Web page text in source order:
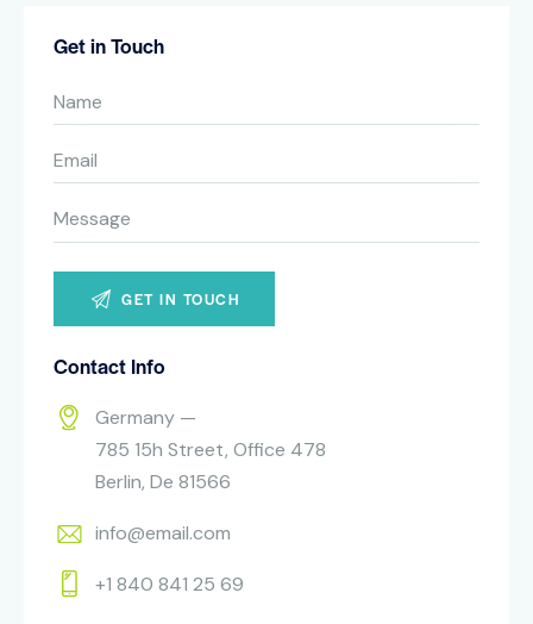
Get in Touch
Contact Info
Germany —
785 15h Street, Office 478
Berlin, De 81566
info@email.com
+1 840 841 25 69